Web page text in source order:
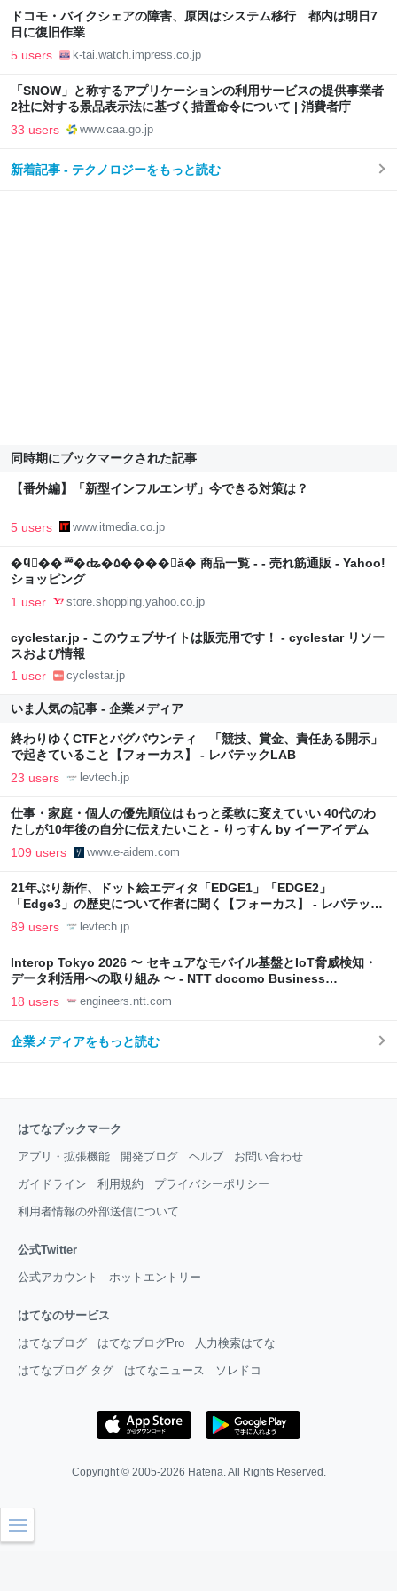
ドコモ・バイクシェアの障害、原因はシステム移行 都内は明日7
日に復旧作業
5 users k-tai.watch.impress.co.jp
「SNOW」と称するアプリケーションの利用サービスの提供事業者
2社に対する景品表示法に基づく措置命令について | 消費者庁
33 users www.caa.go.jp
新着記事 - テクノロジーをもっと読む
同時期にブックマークされた記事
【番外編】「新型インフルエンザ」今できる対策は？
5 users www.itmedia.co.jp
�ϥ󥺥��ꥸ�ʥ�۵����񥻥å� 商品一覧 - - 売れ筋通販 - Yahoo!
ショッピング
1 user store.shopping.yahoo.co.jp
cyclestar.jp - このウェブサイトは販売用です！ - cyclestar リソー
スおよび情報
1 user cyclestar.jp
いま人気の記事 - 企業メディア
終わりゆくCTFとバグバウンティ 「競技、賞金、責任ある開示」
で起きていること【フォーカス】 - レバテックLAB
23 users levtech.jp
仕事・家庭・個人の優先順位はもっと柔軟に変えていい 40代のわ
たしが10年後の自分に伝えたいこと - りっすん by イーアイデム
109 users www.e-aidem.com
21年ぶり新作、ドット絵エディタ「EDGE1」「EDGE2」
「Edge3」の歴史について作者に聞く【フォーカス】 - レバテック
LAB
89 users levtech.jp
Interop Tokyo 2026 〜 セキュアなモバイル基盤とIoT脅威検知・
データ利活用への取り組み 〜 - NTT docomo Business
Engineers' Blog
18 users engineers.ntt.com
企業メディアをもっと読む
はてなブックマーク
アプリ・拡張機能 開発ブログ ヘルプ お問い合わせ
ガイドライン 利用規約 プライバシーポリシー
利用者情報の外部送信について
公式Twitter
公式アカウント ホットエントリー
はてなのサービス
はてなブログ はてなブログPro 人力検索はてな
はてなブログ タグ はてなニュース ソレドコ
Copyright © 2005-2026 Hatena . All Rights Reserved.